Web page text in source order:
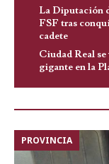
La Diputación
FSF tras
cadete
Ciudad Real
gigante en la
PROVINCIA